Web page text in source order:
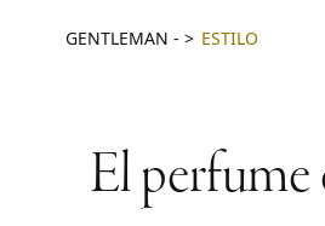
GENTLEMAN - ESTILO
El perfume